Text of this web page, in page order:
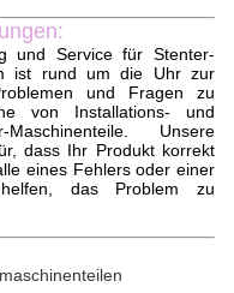
und Service für Stenter-
ist rund um die Uhr zur
und Fragen zu
von Installations- und
Unsere
dass Ihr Produkt korrekt
eines Fehlers oder einer
das Problem zu